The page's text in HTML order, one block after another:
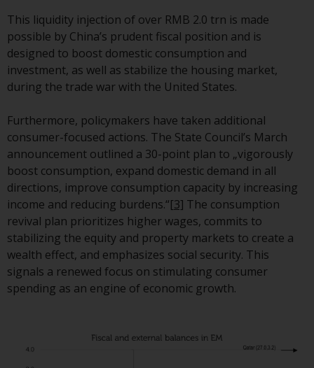
ist der Erfüllungsort der
eingetragene Sitz des Schweizer
Vertreters. Gerichtsstand ist am
Sitz des Schweizer Vertreters
oder am Sitz oder Wohnsitz des
Bestimmte Personen haben
möglicherweise Zugang zu
Informationen über Redwheel
Funds, eine
Investmentgesellschaft, die als
„Société d’Investissement à
Capital Variable“ nach
luxemburgischem Recht
gegründet wurde. Die Teilfonds
von Redwheel Funds, auf die auf
Verkaufsprospekt angeboten. Der
This liquidity injection of over RMB 2.0 trn is made
possible by China’s prudent fiscal position and is
designed to boost domestic consumption and
investment, as well as stabilize the housing market,
during the trade war with the United States.
Furthermore, policymakers have taken additional
consumer-focused actions. The State Council’s March
announcement outlined a 30-point plan to „vigorously
boost consumption, expand domestic demand in all
directions, improve consumption capacity by increasing
income and reducing burdens.“[3] The consumption
revival plan prioritizes higher wages, commits to
stabilizing the equity and property markets to create a
wealth effect, and emphasizes social security. This
signals a renewed focus on stimulating consumer
spending as an engine of economic growth.